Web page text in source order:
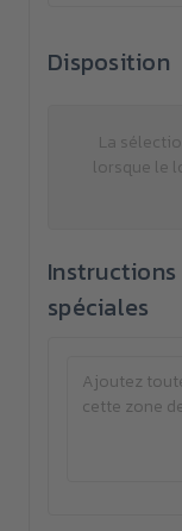
Disposition
La
lorsque le
Instructions
spéciales